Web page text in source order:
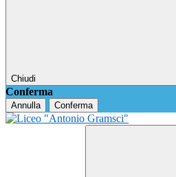
Chiudi
Conferma
Annulla Conferma